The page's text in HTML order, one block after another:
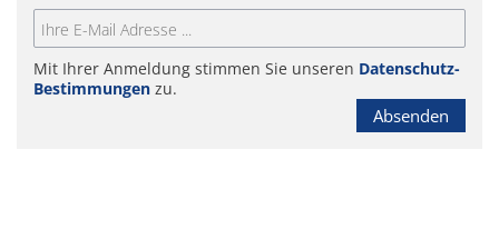
Mit Ihrer Anmeldung stimmen Sie unseren Datenschutz-
Bestimmungen zu.
Absenden